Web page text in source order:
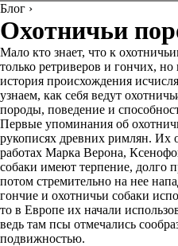
Блог ›
Охотничьи
Мало кто знает, что к
только ретриверов и гончих, но
история происхождения
узнаем, как себя ведут
породы, поведение и
Первые упоминания об
рукописях древних римлян. Их
работах Марка Верона,
собаки имеют терпение, долго
потом стремительно на нее
гончие и охотничьи собаки
то в Европе их начали
ведь там псы отмечались
подвижностью.